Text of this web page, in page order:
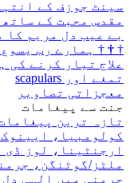
سینٹ جوزف کے
مقدس محبت کے
بے عیب دل مریم کا
†
†
† ہمارے رب
علاج تیار کرنے کی
تمغے اور scapulars
معجزاتی تصاویر
جنت سے پیغامات
تازہ ترین
کولومبیا،
ارجنٹینا، لوز
ملٹز/گوٹنگن،
جرمنی میں الہی